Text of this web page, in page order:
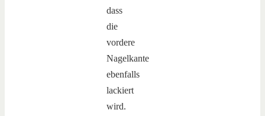
dass
die
vordere
Nagelkante
ebenfalls
lackiert
wird.